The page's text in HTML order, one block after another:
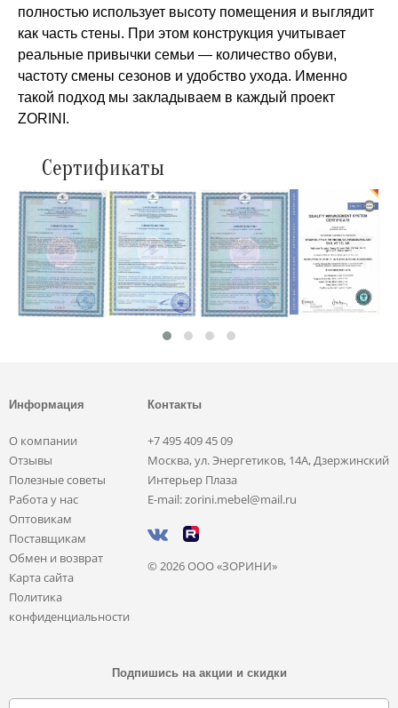
полностью использует высоту помещения и выглядит
как часть стены. При этом конструкция учитывает
реальные привычки семьи — количество обуви,
частоту смены сезонов и удобство ухода. Именно
такой подход мы закладываем в каждый проект
ZORINI.
Сертификаты
Информация
О компании
Отзывы
Полезные советы
Работа у нас
Оптовикам
Поставщикам
Обмен и возврат
Карта сайта
Политика
конфиденциальности
Контакты
+7 495 409 45 09
Москва, ул. Энергетиков, 14А, Дзержинский
Интерьер Плаза
E-mail: zorini.mebel@mail.ru
© 2026 ООО «ЗОРИНИ»
Подпишись на акции и скидки